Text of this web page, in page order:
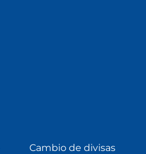
Cambio de divisas